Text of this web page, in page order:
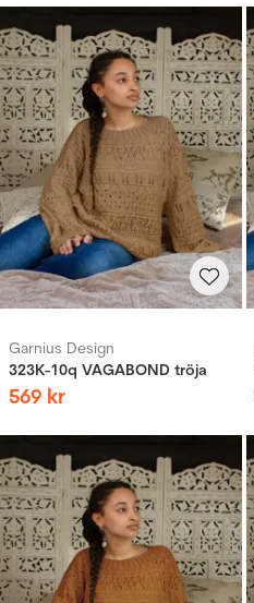
Garnius Design
323K-10q VAGABOND tröja
569 kr